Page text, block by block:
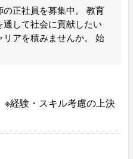
正社員を募集中。 教育
して社会に貢献したい
アを積みませんか。 始
経験・スキル考慮の上決